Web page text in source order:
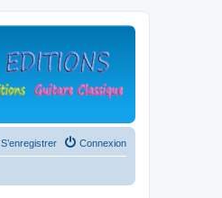
Connexion
S’enregistrer